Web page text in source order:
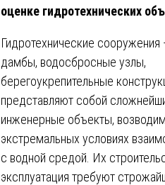
оценке гидротехнических
Гидротехнические сооружения
дамбы, водосбросные узлы,
берегоукрепительные
представляют собой
инженерные объекты,
экстремальных условиях
с водной средой. Их
эксплуатация требуют